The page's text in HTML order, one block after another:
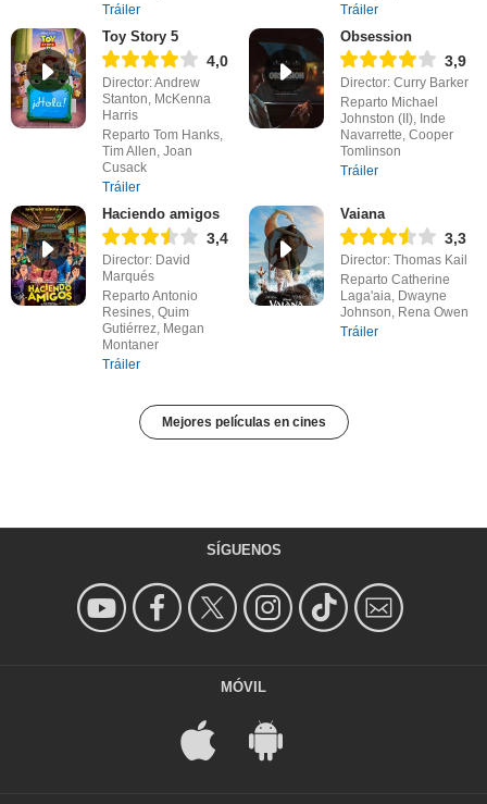
Tráiler
Tráiler
Toy Story 5
4,0
Director: Andrew
Stanton, McKenna
Harris
Reparto Tom Hanks,
Tim Allen, Joan
Cusack
Tráiler
Obsession
3,9
Director: Curry Barker
Reparto Michael
Johnston (II), Inde
Navarrette, Cooper
Tomlinson
Tráiler
Haciendo amigos
3,4
Director: David
Marqués
Reparto Antonio
Resines, Quim
Gutiérrez, Megan
Montaner
Tráiler
Vaiana
3,3
Director: Thomas Kail
Reparto Catherine
Laga'aia, Dwayne
Johnson, Rena Owen
Tráiler
Mejores películas en cines
SÍGUENOS
MÓVIL